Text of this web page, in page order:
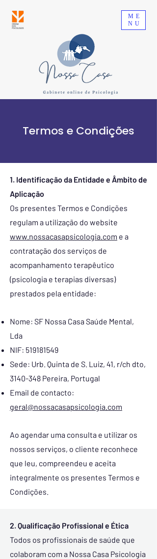
ME
NU
Termos e Condições
1. Identificação da Entidade e Âmbito de
Aplicação
Os presentes Termos e Condições
regulam a utilização do website
www.nossacasapsicologia.com e a
contratação dos serviços de
acompanhamento terapêutico
(psicologia e terapias diversas)
prestados pela entidade:
Nome: SF Nossa Casa Saúde Mental,
Lda
NIF: 519181549
Sede: Urb. Quinta de S. Luiz, 41, r/ch dto,
3140-348 Pereira, Portugal
Email de contacto:
geral@nossacasapsicologia.com
Ao agendar uma consulta e utilizar os
nossos serviços, o cliente reconhece
que leu, compreendeu e aceita
integralmente os presentes Termos e
Condições.
2. Qualificação Profissional e Ética
​Todos os profissionais de saúde que
colaboram com a Nossa Casa Psicologia